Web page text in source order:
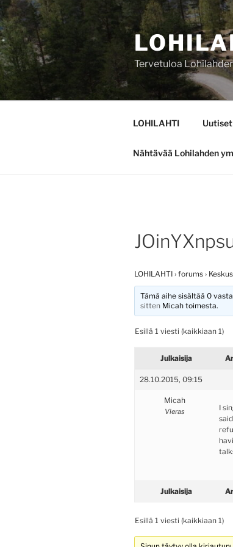
Siirry
sisältöön
Tervetuloa
LOHILAHTI Uutiset
Nähtävää Lohilahden
LOHILAHTI › forums ›
Tämä aihe sisältää 0
sitten Micah toimesta.
Esillä 1 viesti (kaikkiaan 1)
Julkaisija
28.10.2015, 09:15
Micah
Vieras I
Julkaisija
Esillä 1 viesti (kaikkiaan 1)